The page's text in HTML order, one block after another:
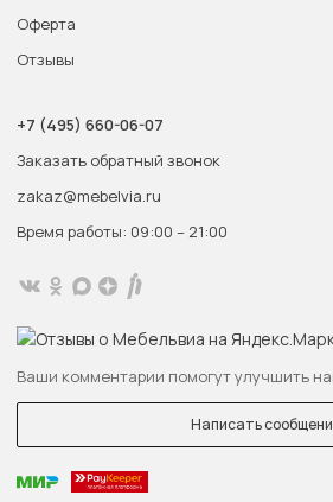
Оферта
Отзывы
+7 (495) 660-06-07
Заказать обратный звонок
zakaz@mebelvia.ru
Время работы: 09:00 – 21:00
Ваши комментарии помогут улучшить
Написать